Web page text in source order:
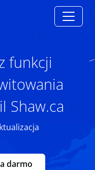
funkcji
Shaw.ca
darmo